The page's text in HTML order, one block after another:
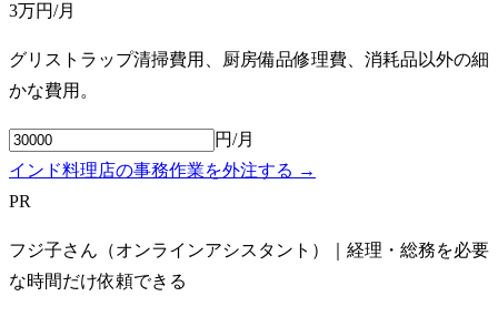
3万円/月
グリストラップ清掃費用、厨房備品修理費、消耗品以外の細
かな費用。
円/月
インド料理店の事務作業を外注する →
PR
フジ子さん（オンラインアシスタント）｜経理・総務を必要
な時間だけ依頼できる